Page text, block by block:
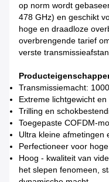
op norm wordt
478 GHz) en geschikt
hoge en draadloze
overbrengende tarief
verste
Transmissiemacht:
Extreme lichtgewicht
Trilling en
Toegepaste COFDM-
Ultra kleine afmetingen
Perfectioneer voor
Hoog - kwaliteit van
het slepen fenomeen,